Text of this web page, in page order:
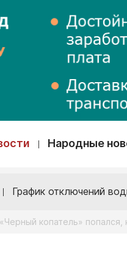
Народные
График отключений
«Черный копатель» попался,